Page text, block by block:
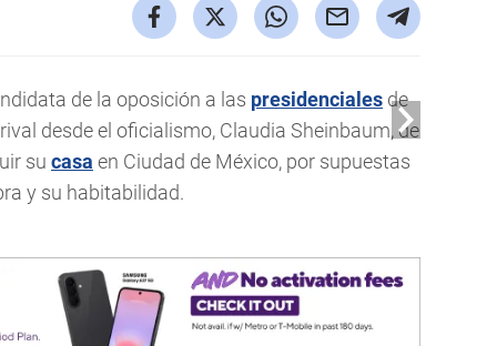
de la oposición a las presidenciales de
desde el oficialismo, Claudia Sheinbaum, de
su casa en Ciudad de México, por supuestas
y su habitabilidad.